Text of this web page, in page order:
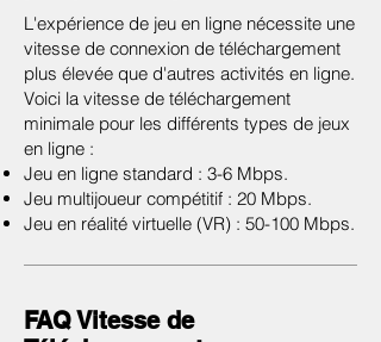
L'expérience de jeu en ligne nécessite une
vitesse de connexion de téléchargement
plus élevée que d'autres activités en ligne.
Voici la vitesse de téléchargement
minimale pour les différents types de jeux
en ligne :
Jeu en ligne standard : 3-6 Mbps.
Jeu multijoueur compétitif : 20 Mbps.
Jeu en réalité virtuelle (VR) : 50-100 Mbps.
FAQ Vitesse de